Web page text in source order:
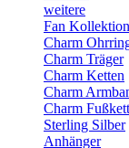
weitere
Fan Kollektion
Charm
Charm Träger
Charm Ketten
Charm
Charm
Sterling Silber
Anhänger